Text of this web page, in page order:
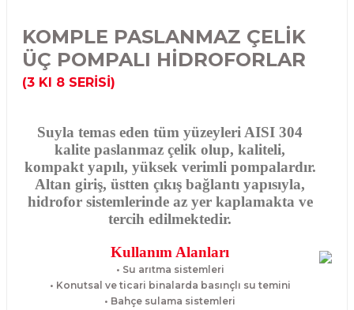
KOMPLE PASLANMAZ ÇELİK
ÜÇ POMPALI HİDROFORLAR
(3 KI 8 SERİSİ)
Suyla temas eden tüm yüzeyleri AISI 304
kalite paslanmaz çelik olup, kaliteli,
kompakt yapılı, yüksek verimli pompalardır.
Altan giriş, üstten çıkış bağlantı yapısıyla,
hidrofor sistemlerinde az yer kaplamakta ve
tercih edilmektedir.
Kullanım Alanları
• Su arıtma sistemleri
• Konutsal ve ticari binalarda basınçlı su temini
• Bahçe sulama sistemleri